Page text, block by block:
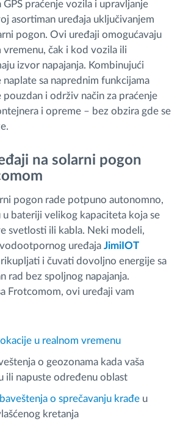
praćenje vozila i upravljanje
asortiman uređaja uključivanjem
pogon. Ovi uređaji omogućavaju
vremenu, čak i kod vozila ili
izvor napajanja. Kombinujući
sa naprednim funkcijama
i održiv način za praćenje
i opreme – bez obzira gde se
na solarni pogon
pogon rade potpuno autonomno,
u bateriji velikog kapaciteta koja se
svetlosti ili kabla. Neki modeli,
uređaja JimiIOT
i čuvati dovoljno energije sa
rad bez spoljnog napajanja.
Frotcomom, ovi uređaji vam
lokacije u realnom vremenu
o geozonama kada vaša
ili napuste određenu oblast
o sprečavanju krađe u
kretanja